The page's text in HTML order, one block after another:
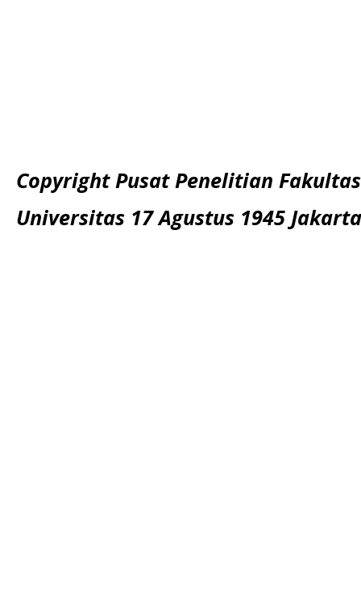
Copyright Pusat Penelitian
Universitas 17 Agustus 1945 Jakarta